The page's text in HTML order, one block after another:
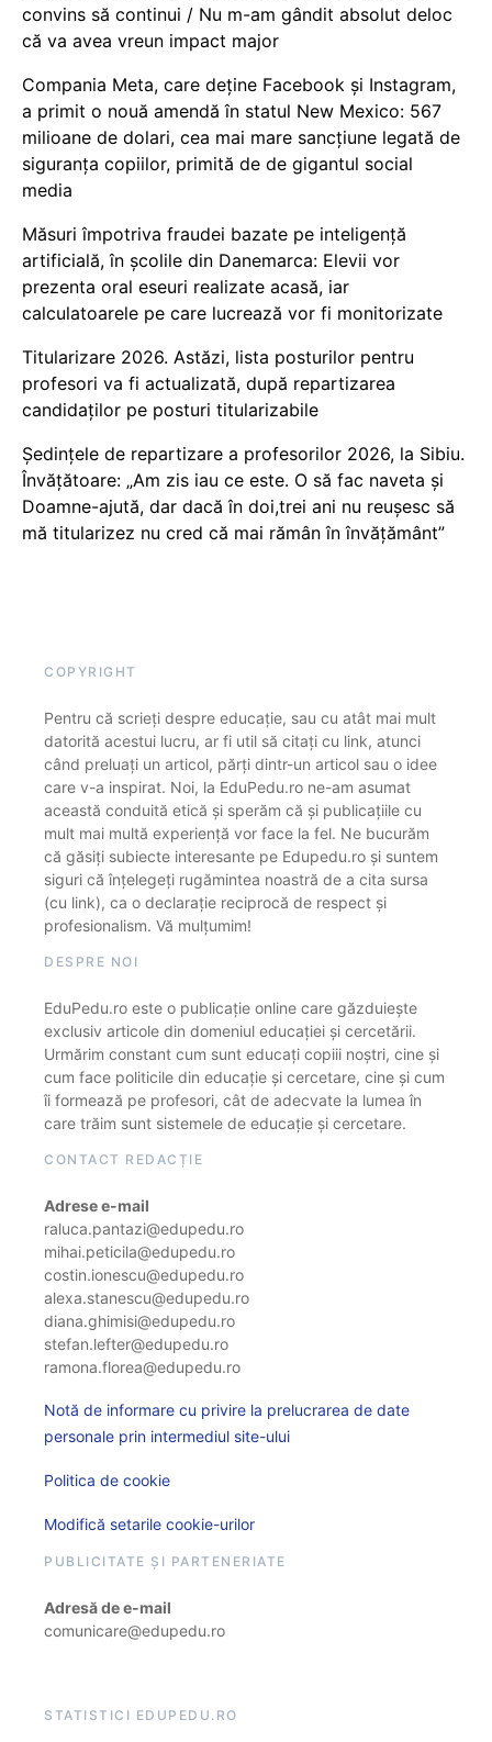
convins să continui / Nu m-am gândit absolut deloc
că va avea vreun impact major
Compania Meta, care deține Facebook și Instagram,
a primit o nouă amendă în statul New Mexico: 567
milioane de dolari, cea mai mare sancțiune legată de
siguranța copiilor, primită de de gigantul social
media
Măsuri împotriva fraudei bazate pe inteligență
artificială, în școlile din Danemarca: Elevii vor
prezenta oral eseuri realizate acasă, iar
calculatoarele pe care lucrează vor fi monitorizate
Titularizare 2026. Astăzi, lista posturilor pentru
profesori va fi actualizată, după repartizarea
candidaților pe posturi titularizabile
Ședințele de repartizare a profesorilor 2026, la Sibiu.
Învățătoare: „Am zis iau ce este. O să fac naveta și
Doamne-ajută, dar dacă în doi,trei ani nu reușesc să
mă titularizez nu cred că mai rămân în învățământ”
COPYRIGHT
Pentru că scrieți despre educație, sau cu atât mai mult
datorită acestui lucru, ar fi util să citați cu link, atunci
când preluați un articol, părți dintr-un articol sau o idee
care v-a inspirat. Noi, la EduPedu.ro ne-am asumat
această conduită etică și sperăm că și publicațiile cu
mult mai multă experiență vor face la fel. Ne bucurăm
că găsiți subiecte interesante pe Edupedu.ro și suntem
siguri că înțelegeți rugămintea noastră de a cita sursa
(cu link), ca o declarație reciprocă de respect și
profesionalism. Vă mulțumim!
DESPRE NOI
EduPedu.ro este o publicație online care găzduiește
exclusiv articole din domeniul educației și cercetării.
Urmărim constant cum sunt educați copiii noștri, cine și
cum face politicile din educație și cercetare, cine și cum
îi formează pe profesori, cât de adecvate la lumea în
care trăim sunt sistemele de educație și cercetare.
CONTACT REDACȚIE
Adrese e-mail
raluca.pantazi@edupedu.ro
mihai.peticila@edupedu.ro
costin.ionescu@edupedu.ro
alexa.stanescu@edupedu.ro
diana.ghimisi@edupedu.ro
stefan.lefter@edupedu.ro
ramona.florea@edupedu.ro
Notă de informare cu privire la prelucrarea de date
personale prin intermediul site-ului
Politica de cookie
Modifică setarile cookie-urilor
PUBLICITATE ȘI PARTENERIATE
Adresă de e-mail
comunicare@edupedu.ro
STATISTICI EDUPEDU.RO